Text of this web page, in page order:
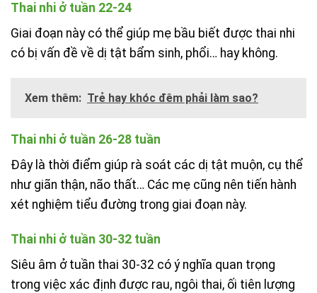
Thai nhi ở tuần 22-24
Giai đoạn này có thể giúp mẹ bầu biết được thai nhi
có bị vấn đề về dị tật bẩm sinh, phổi… hay không.
Xem thêm: Trẻ hay khóc đêm phải làm sao?
Thai nhi ở tuần 26-28 tuần
Đây là thời điểm giúp rà soát các dị tật muộn, cụ thể
như giãn thận, não thất… Các mẹ cũng nên tiến hành
xét nghiệm tiểu đường trong giai đoạn này.
Thai nhi ở tuần 30-32 tuần
Siêu âm ở tuần thai 30-32 có ý nghĩa quan trọng
trong việc xác định được rau, ngôi thai, ối tiên lượng